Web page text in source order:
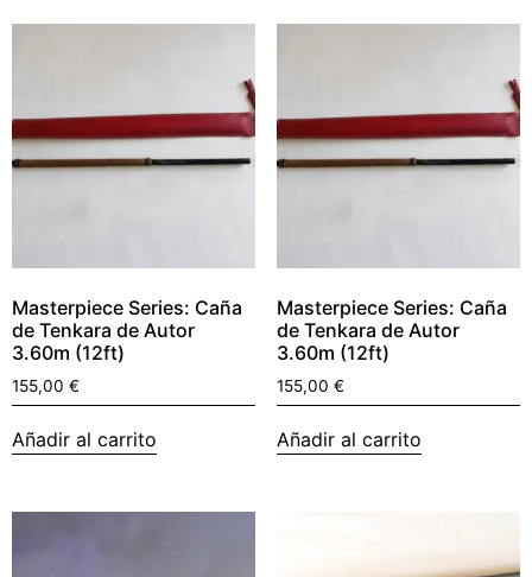
Masterpiece Series: Caña
de Tenkara de Autor
3.60m (12ft)
155,00 €
Añadir al carrito
Masterpiece Series: Caña
de Tenkara de Autor
3.60m (12ft)
155,00 €
Añadir al carrito